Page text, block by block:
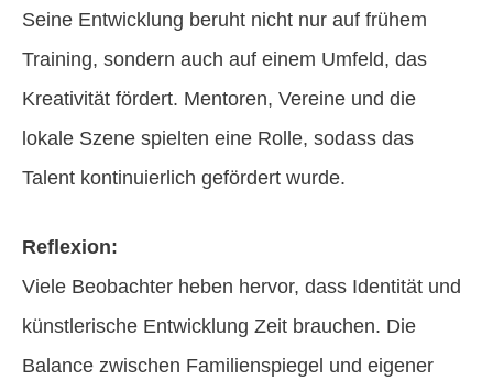
Seine Entwicklung beruht nicht nur auf frühem
Training, sondern auch auf einem Umfeld, das
Kreativität fördert. Mentoren, Vereine und die
lokale Szene spielten eine Rolle, sodass das
Talent kontinuierlich gefördert wurde.
Reflexion:
Viele Beobachter heben hervor, dass Identität und
künstlerische Entwicklung Zeit brauchen. Die
Balance zwischen Familienspiegel und eigener